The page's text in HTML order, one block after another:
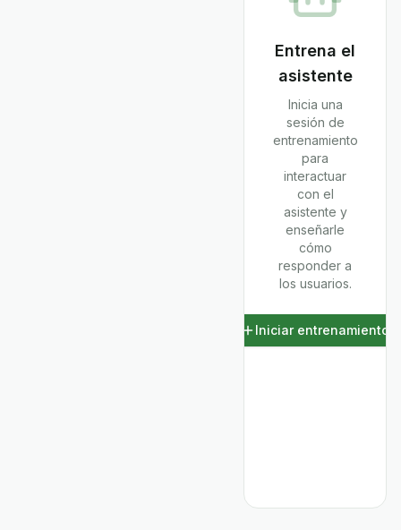
Entrena el
asistente
Inicia una
sesión de
entrenamiento
para
interactuar
con el
asistente y
enseñarle
cómo
responder a
los usuarios.
Iniciar entrenamiento